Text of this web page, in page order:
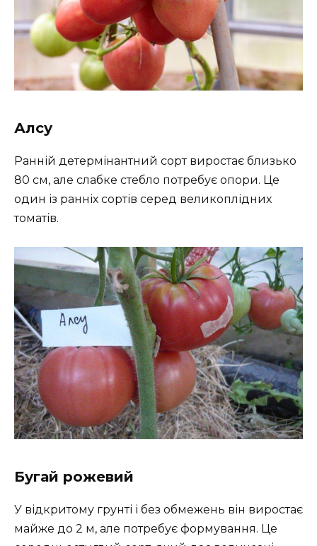
Алсу
Ранній детермінантний сорт виростає близько
80 см, але слабке стебло потребує опори. Це
один із ранніх сортів серед великоплідних
томатів.
Бугай рожевий
У відкритому грунті і без обмежень він виростає
майже до 2 м, але потребує формування. Це